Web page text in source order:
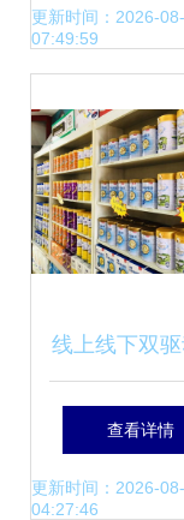
应，铸就超市
更新时间：2026-
07:49:59
线上线下双
婴门店玩转私
量的实战
查看详情
更新时间：2026-
04:27:46